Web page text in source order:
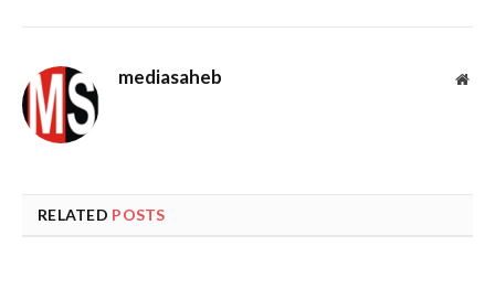
mediasaheb
RELATED POSTS